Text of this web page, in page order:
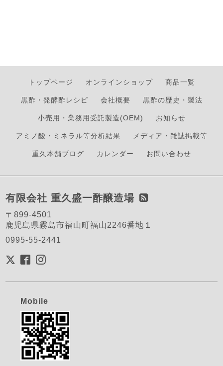
トップページ オンラインショップ 商品一覧
黒酢・発酵酢レシピ 会社概要 黒酢の歴史・製法
小売用・業務用受託製造(OEM) お知らせ
アミノ酸・ミネラル等分析結果 メディア・雑誌掲載等
重久本舗ブログ カレンダー お問い合わせ
有限会社 重久盛一酢醸造場
〒899-4501
鹿児島県霧島市福山町福山2246番地１
0995-55-2441
Mobile